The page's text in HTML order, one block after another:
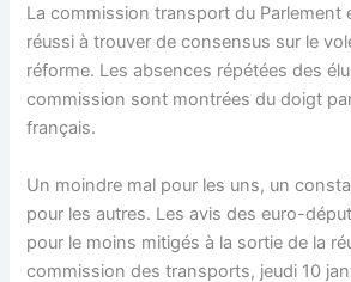
La commission transport du Parlement
réussi à trouver de consensus sur le
réforme. Les absences répétées des
commission sont montrées du doigt
français.
Un moindre mal pour les uns, un
pour les autres. Les avis des euro-
pour le moins mitigés à la sortie de la
commission des transports, jeudi 10